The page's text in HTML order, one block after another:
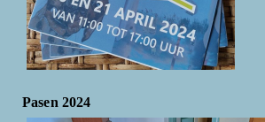
Pasen 2024